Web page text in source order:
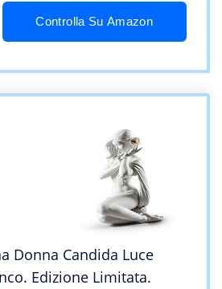
Controlla Su Amazon
Donna Candida Luce
Edizione Limitata.